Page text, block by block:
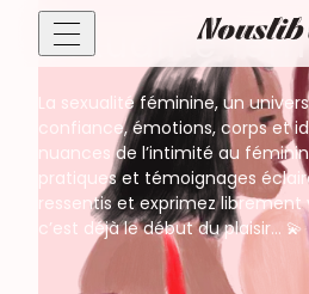
Bien-être sexuel
Sexualité
Sexualité féminine
Bien-être sexuel
Sexualité & vie
Amour
Faire des
Sexualité
La sexualité féminine, un
confiance, émotions, corps et
nuances de l’intimité au
pratiques et témoignages
ressentis et exprimez
c’est déjà le début du plaisir… 💫